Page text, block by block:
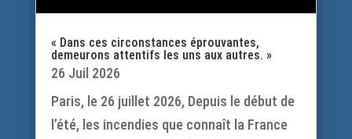
« Dans ces circonstances éprouvantes,
demeurons attentifs les uns aux autres. »
26 Juil 2026
Paris, le 26 juillet 2026, Depuis le début de
l’été, les incendies que connaît la France